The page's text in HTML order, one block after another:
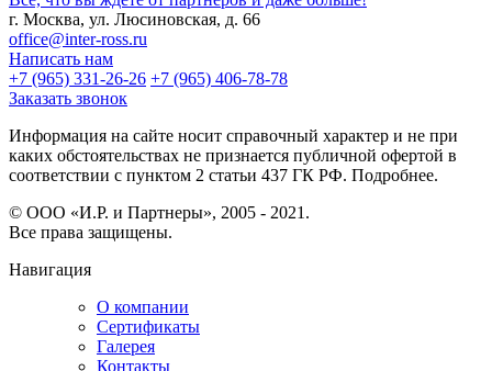
г. Москва, ул. Люсиновская, д. 66
office@inter-ross.ru
Написать нам
+7 (965) 331-26-26 +7 (965) 406-78-78
Заказать звонок
Информация на сайте носит справочный характер и не при
каких обстоятельствах не признается публичной офертой в
соответствии с пунктом 2 статьи 437 ГК РФ. Подробнее.
© ООО «И.Р. и Партнеры», 2005 - 2021.
Все права защищены.
Навигация
О компании
Сертификаты
Галерея
Контакты